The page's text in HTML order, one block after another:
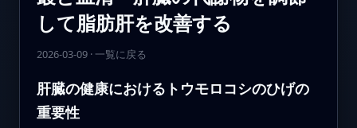
して脂肪肝を改善する
2026-03-09· 一覧に戻る
肝臓の健康におけるトウモロコシのひげの
重要性